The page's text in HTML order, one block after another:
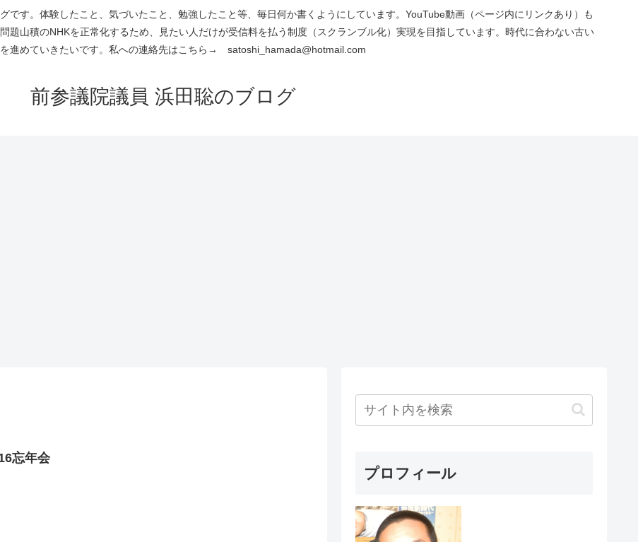
です。体験したこと、気づいたこと、勉強したこと等、毎日何か書くようにしています。YouTube動画（ページ内にリンクあり）も
題山積のNHKを正常化するため、見たい人だけが受信料を払う制度（スクランブル化）実現を目指しています。時代に合わない古い
を進めていきたいです。私への連絡先はこちら→ satoshi_hamada@hotmail.com
前参議院議員 浜田聡のブログ
忘年会
プロフィール